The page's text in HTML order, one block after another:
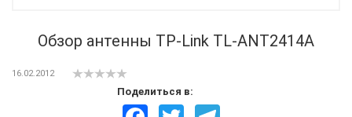
Обзор антенны TP-Link TL-ANT2414A
16.02.2012
Поделиться в:
FacebookTwitter